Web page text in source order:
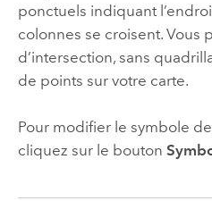
ponctuels indiquant
colonnes se croisent. Vous
d’intersection, sans
de points sur votre carte.
Pour modifier le symbole
cliquez sur le bouton